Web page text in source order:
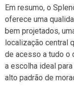
Em resumo, o
oferece uma
bem projetados,
localização central
de acesso a tudo o
a escolha ideal
alto padrão de